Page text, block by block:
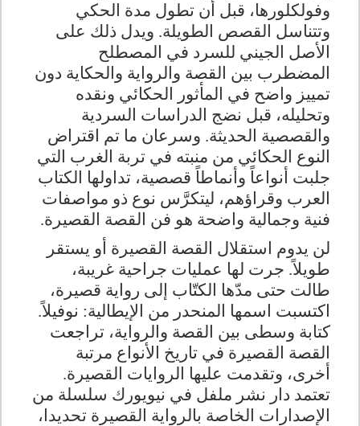
وفولكلورها، قبل أن تطول مدة الحكي
وتتناسل القصص الطويلة. ويدل ذلك على
الأصل الجيني للسرد في المصطلح
المضطرب بين القصة والرواية والحكاية دون
تمييز واضح في المأثور الحكائي ونقده
وتحليله، قبل نضج الدراسات السردية
والقصصية الحديثة. وسرعان ما تم اقتراض
النوع الحكائي من منبته في تربة الغرب التي
جلبت أنواعاً وأنماطاً قصصية، تداولها الكتاب
العرب وقراؤهم، ليتكرَّس نوع ذو مواصفات
فنية وجمالية واضحة هو فن القصة القصيرة.
لن يدوم استقلال القصة القصيرة أو يستقر
طويلاً. جرت لها عمليات جراحية غريبة،
طالت حتى مدّها الكتّاب إلى رواية قصيرة،
اكتسبت اسمها المنحدر من الإيطالية: نوفيلاً.
كتابة وسطى بين القصة والرواية، تراجعت
القصة القصيرة في تاريخ الأنواع مرتبة
أخرى، وتقدمت عليها الروايات القصيرة.
تعتمد دار نشر ملفل في نيويورك سلسلة من
الإصدارات الخاصة بالرواية القصيرة تحديدا،